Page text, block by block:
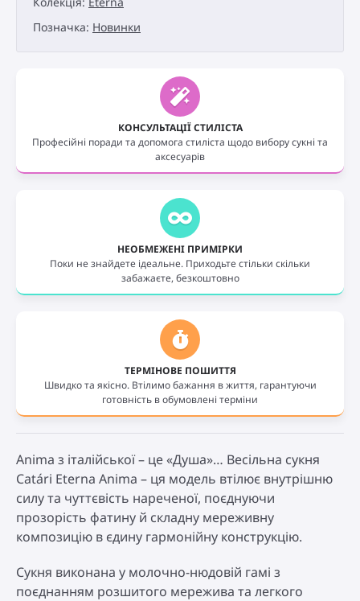
Позначка: Новинки
КОНСУЛЬТАЦІЇ СТИЛІСТА
Професійні поради та допомога стиліста щодо вибору сукні та
аксесуарів
НЕОБМЕЖЕНІ ПРИМІРКИ
Поки не знайдете ідеальне. Приходьте стільки скільки
забажаєте, безкоштовно
ТЕРМІНОВЕ ПОШИТТЯ
Швидко та якісно. Втілимо бажання в життя, гарантуючи
готовність в обумовлені терміни
Anima з італійської – це «Душа»… Весільна сукня
Catári Eterna Anima – ця модель втілює внутрішню
силу та чуттєвість нареченої, поєднуючи
прозорість фатину й складну мереживну
композицію в єдину гармонійну конструкцію.
Сукня виконана у молочно-нюдовій гамі з
поєднанням розшитого мережива та легкого